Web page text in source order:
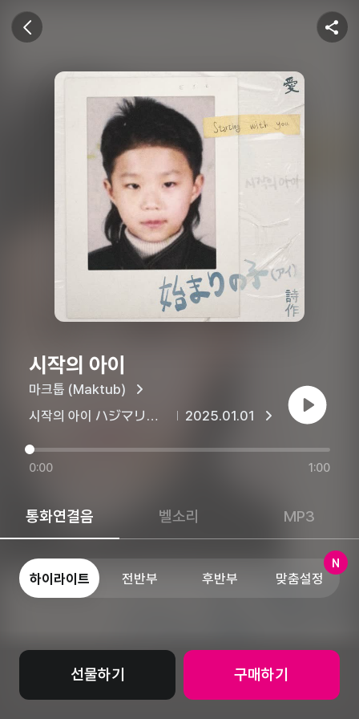
U+뮤직벨링
이전 화면
공유
시작의 아이
마크툽 (Maktub)
시작의 아이 ハジマリのコ (Starting With You)
2025.01.01 재생
0:00 1:00
통화연결음 벨소리 MP3
하이라이트 전반부 후반부 맞춤설정
N
선물하기 구매하기